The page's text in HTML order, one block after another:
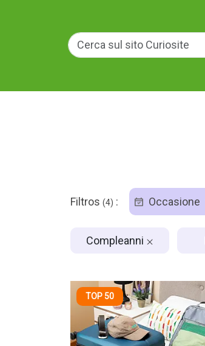
Filtros (4) : Occasione
Compleanni
TOP 50